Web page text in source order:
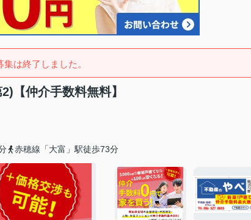
集は終了しました。
【仲介手数料無料】
赤穂線「大富」駅徒歩73分